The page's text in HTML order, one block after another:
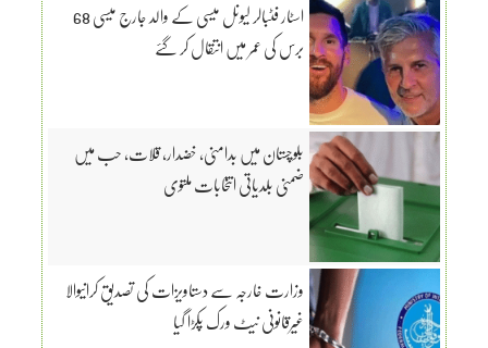
اسٹار فٹبالر لیونل میسی کے والد جارج میسی 68
برس کی عمر میں انتقال کر گئے
بلوچستان میں بدامنی، خضدار، قلات، حب میں
ضمنی بلدیاتی انتخابات ملتوی
وزارت خارجہ سے دستاویزات کی تصدیق کرانیوالا
غیرقانونی نیٹ ورک پکڑا گیا